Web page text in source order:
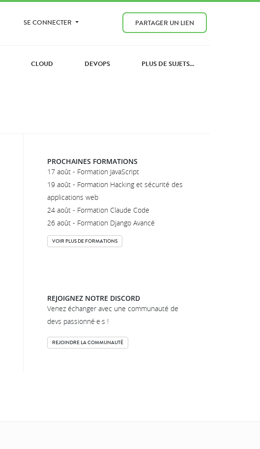
SE CONNECTER PARTAGER UN LIEN
CLOUD DEVOPS PLUS DE SUJETS...
PROCHAINES FORMATIONS
17 août - Formation JavaScript
19 août - Formation Hacking et sécurité des
applications web
24 août - Formation Claude Code
26 août - Formation Django Avancé
VOIR PLUS DE FORMATIONS
REJOIGNEZ NOTRE DISCORD
Venez échanger avec une communauté de
devs passionné·e·s !
REJOINDRE LA COMMUNAUTÉ